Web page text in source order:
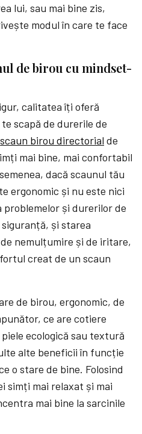
lui, sau mai bine zis,
modul în care te face
de birou cu mindset-
calitatea îți oferă
scapă de durerile de
scaun birou directorial de
mai bine, mai confortabil
dacă scaunul tău
ergonomic și nu este nici
și durerilor de
și starea
nemulțumire și de iritare,
creat de un scaun
de birou, ergonomic, de
ce are cotiere
ecologică sau textură
alte beneficii în funcție
o stare de bine. Folosind
simți mai relaxat și mai
mai bine la sarcinile